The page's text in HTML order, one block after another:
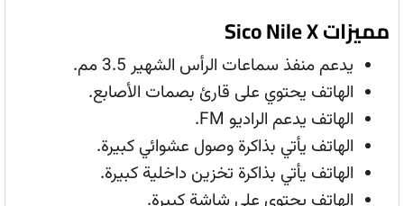
مميزات Sico Nile X
يدعم منفذ سماعات الرأس الشهير 3.5 مم.
الهاتف يحتوي على قارئ بصمات الأصابع.
الهاتف يدعم الراديو FM.
الهاتف يأتي بذاكرة وصول عشوائي كبيرة.
الهاتف يأتي بذاكرة تخزين داخلية كبيرة.